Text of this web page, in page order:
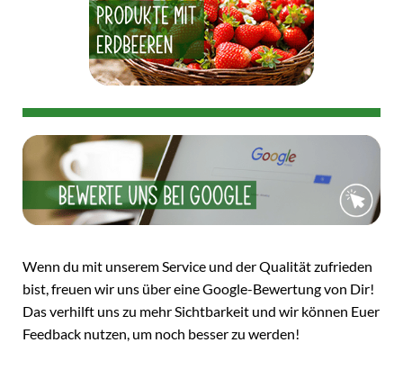
Wenn du mit unserem Service und der Qualität zufrieden
bist, freuen wir uns über eine Google-Bewertung von Dir!
Das verhilft uns zu mehr Sichtbarkeit und wir können Euer
Feedback nutzen, um noch besser zu werden!